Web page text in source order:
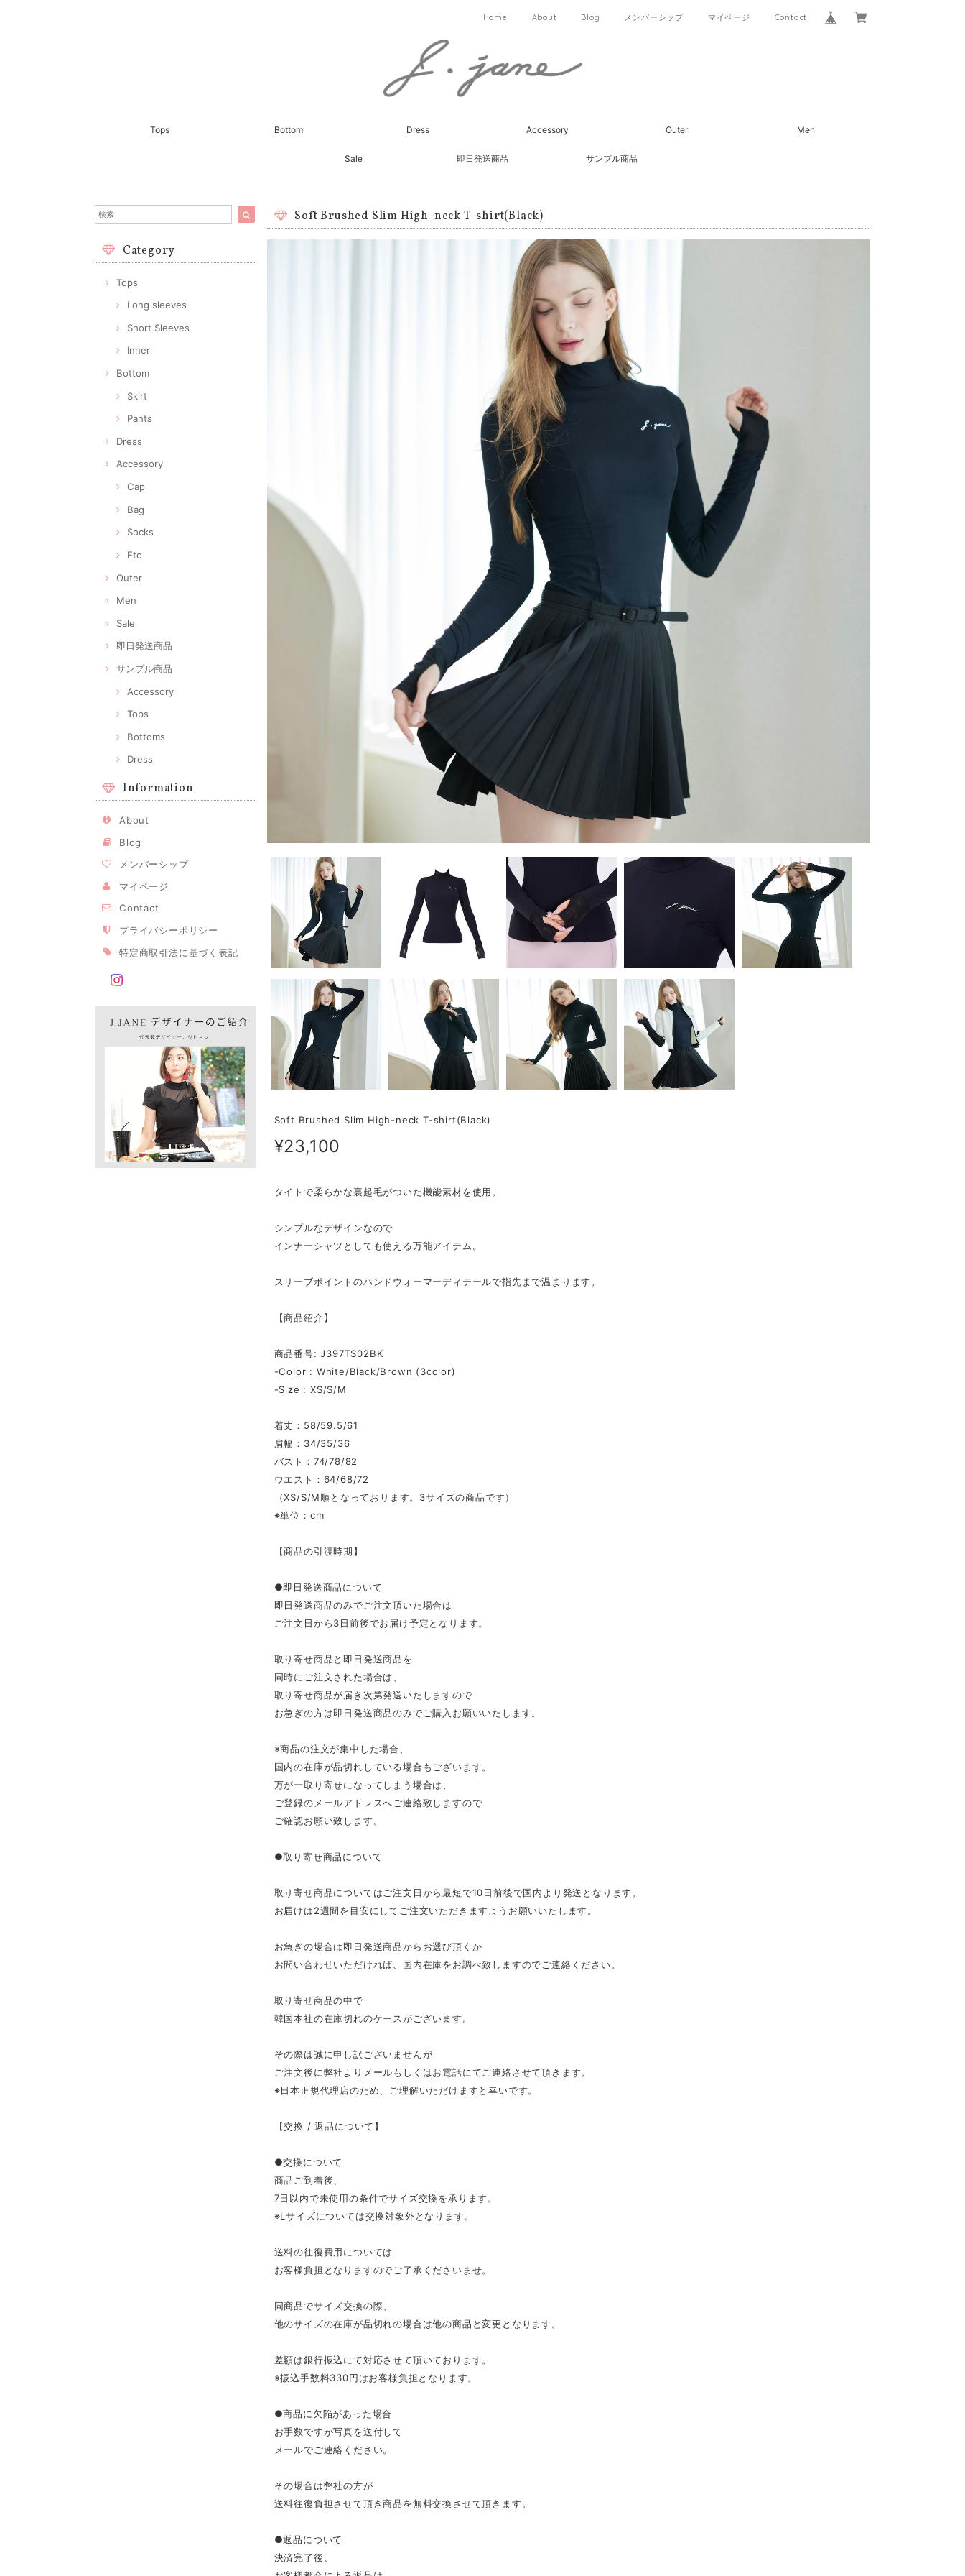
Home About Blog メンバーシップ マイページ Contact
Tops Bottom Dress Accessory Outer Men
Sale 即日発送商品 サンプル商品
Category
Tops
Long sleeves
Short Sleeves
Inner
Bottom
Skirt
Pants
Dress
Accessory
Cap
Bag
Socks
Etc
Outer
Men
Sale
即日発送商品
サンプル商品
Accessory
Tops
Bottoms
Dress
Information
About
Blog
メンバーシップ
マイページ
Contact
プライバシーポリシー
特定商取引法に基づく表記
Soft Brushed Slim High-neck T-shirt(Black)
Soft Brushed Slim High-neck T-shirt(Black)
¥23,100
タイトで柔らかな裏起毛がついた機能素材を使用。
シンプルなデザインなので
インナーシャツとしても使える万能アイテム。
スリーブポイントのハンドウォーマーディテールで指先まで温まります。
【商品紹介】
商品番号: J397TS02BK
-Color : White/Black/Brown (3color)
-Size : XS/S/M
着丈：58/59.5/61
肩幅：34/35/36
バスト：74/78/82
ウエスト：64/68/72
（XS/S/M順となっております。3サイズの商品です）
※単位：cm
【商品の引渡時期】
●即日発送商品について
即日発送商品のみでご注文頂いた場合は
ご注文日から3日前後でお届け予定となります。
取り寄せ商品と即日発送商品を
同時にご注文された場合は、
取り寄せ商品が届き次第発送いたしますので
お急ぎの方は即日発送商品のみでご購入お願いいたします。
※商品の注文が集中した場合、
国内の在庫が品切れしている場合もございます。
万が一取り寄せになってしまう場合は、
ご登録のメールアドレスへご連絡致しますので
ご確認お願い致します。
●取り寄せ商品について
取り寄せ商品についてはご注文日から最短で10日前後で国内より発送となります。
お届けは2週間を目安にしてご注文いただきますようお願いいたします。
お急ぎの場合は即日発送商品からお選び頂くか
お問い合わせいただければ、国内在庫をお調べ致しますのでご連絡ください。
取り寄せ商品の中で
韓国本社の在庫切れのケースがございます。
その際は誠に申し訳ございませんが
ご注文後に弊社よりメールもしくはお電話にてご連絡させて頂きます。
※日本正規代理店のため、ご理解いただけますと幸いです。
【交換 / 返品について】
●交換について
商品ご到着後、
7日以内で未使用の条件でサイズ交換を承ります。
※Lサイズについては交換対象外となります。
送料の往復費用については
お客様負担となりますのでご了承くださいませ。
同商品でサイズ交換の際、
他のサイズの在庫が品切れの場合は他の商品と変更となります。
差額は銀行振込にて対応させて頂いております。
※振込手数料330円はお客様負担となります。
●商品に欠陥があった場合
お手数ですが写真を送付して
メールでご連絡ください。
その場合は弊社の方が
送料往復負担させて頂き商品を無料交換させて頂きます。
●返品について
決済完了後、